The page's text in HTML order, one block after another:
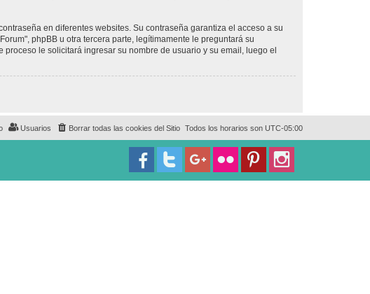
en diferentes websites. Su contraseña garantiza el acceso a su
phpBB u otra tercera parte, legítimamente le preguntará su
le solicitará ingresar su nombre de usuario y su email, luego el
Todos los horarios son UTC-05:00
Borrar todas las cookies del Sitio
Usuarios